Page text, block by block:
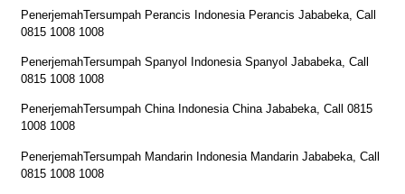
PenerjemahTersumpah Perancis Indonesia Perancis Jababeka, Call
0815 1008 1008
PenerjemahTersumpah Spanyol Indonesia Spanyol Jababeka, Call
0815 1008 1008
PenerjemahTersumpah China Indonesia China Jababeka, Call 0815
1008 1008
PenerjemahTersumpah Mandarin Indonesia Mandarin Jababeka, Call
0815 1008 1008